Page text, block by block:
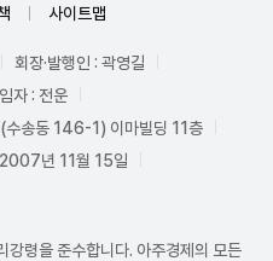
사이트맵
회장·발행인 : 곽영길
자 : 전운
수송동 146-1) 이마빌딩 11층
2007년 11월 15일
강령을 준수합니다. 아주경제의 모든